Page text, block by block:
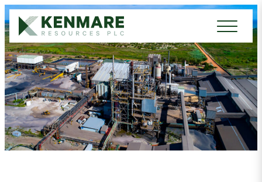
Kenmare Resources PLC